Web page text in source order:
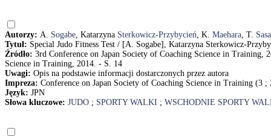
Autorzy: A. Sogabe, Katarzyna Sterkowicz-Przybycień, K. Maehara, T.
Tytuł: Special Judo Fitness Test / [A. Sogabe], Katarzyna Sterkowicz-
Źródło: 3rd Conference on Japan Society of Coaching Science in
Science in Training, 2014. - S. 14
Uwagi: Opis na podstawie informacji dostarczonych przez autora
Impreza: Conference on Japan Society of Coaching Science in Training (3 ;
Język: JPN
Słowa kluczowe: JUDO ; SPORTY WALKI ; WSCHODNIE SPORTY